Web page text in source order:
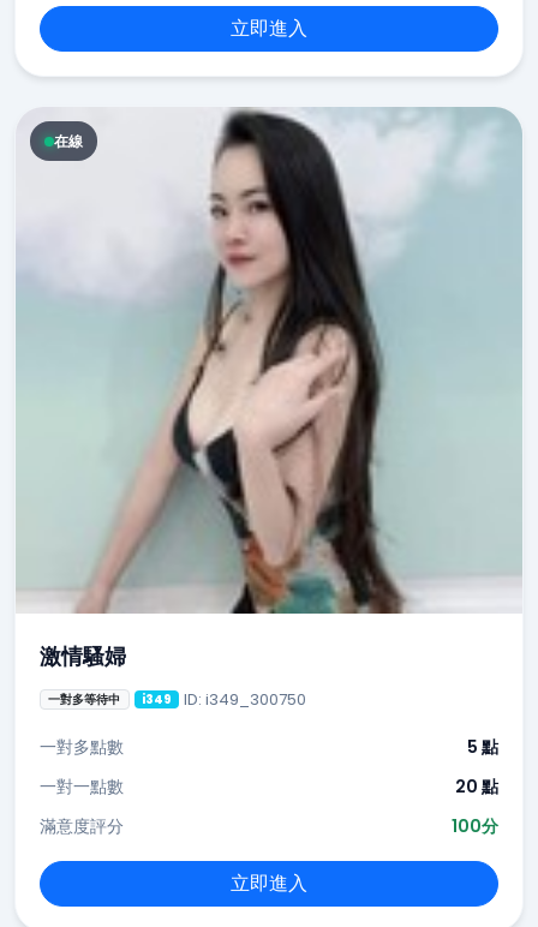
立即進入
在線
激情騷婦
一對多等待中 i349 ID: i349_300750
一對多點數
5 點
一對一點數
20 點
滿意度評分
100分
立即進入